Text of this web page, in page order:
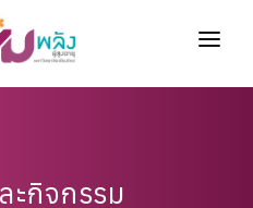
ะกิจกรรม